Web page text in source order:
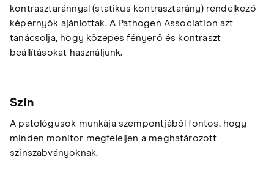
kontrasztaránnyal (statikus kontrasztarány) rendelkező
képernyők ajánlottak. A Pathogen Association azt
tanácsolja, hogy közepes fényerő és kontraszt
beállításokat használjunk.
Szín
A patológusok munkája szempontjából fontos, hogy
minden monitor megfeleljen a meghatározott
színszabványoknak.